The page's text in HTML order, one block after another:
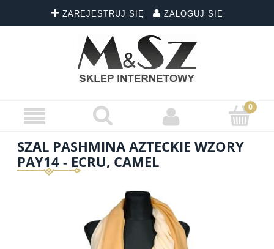
ZAREJESTRUJ SIĘ ZALOGUJ SIĘ
SZAL PASHMINA AZTECKIE WZORY
PAY14 - ECRU, CAMEL